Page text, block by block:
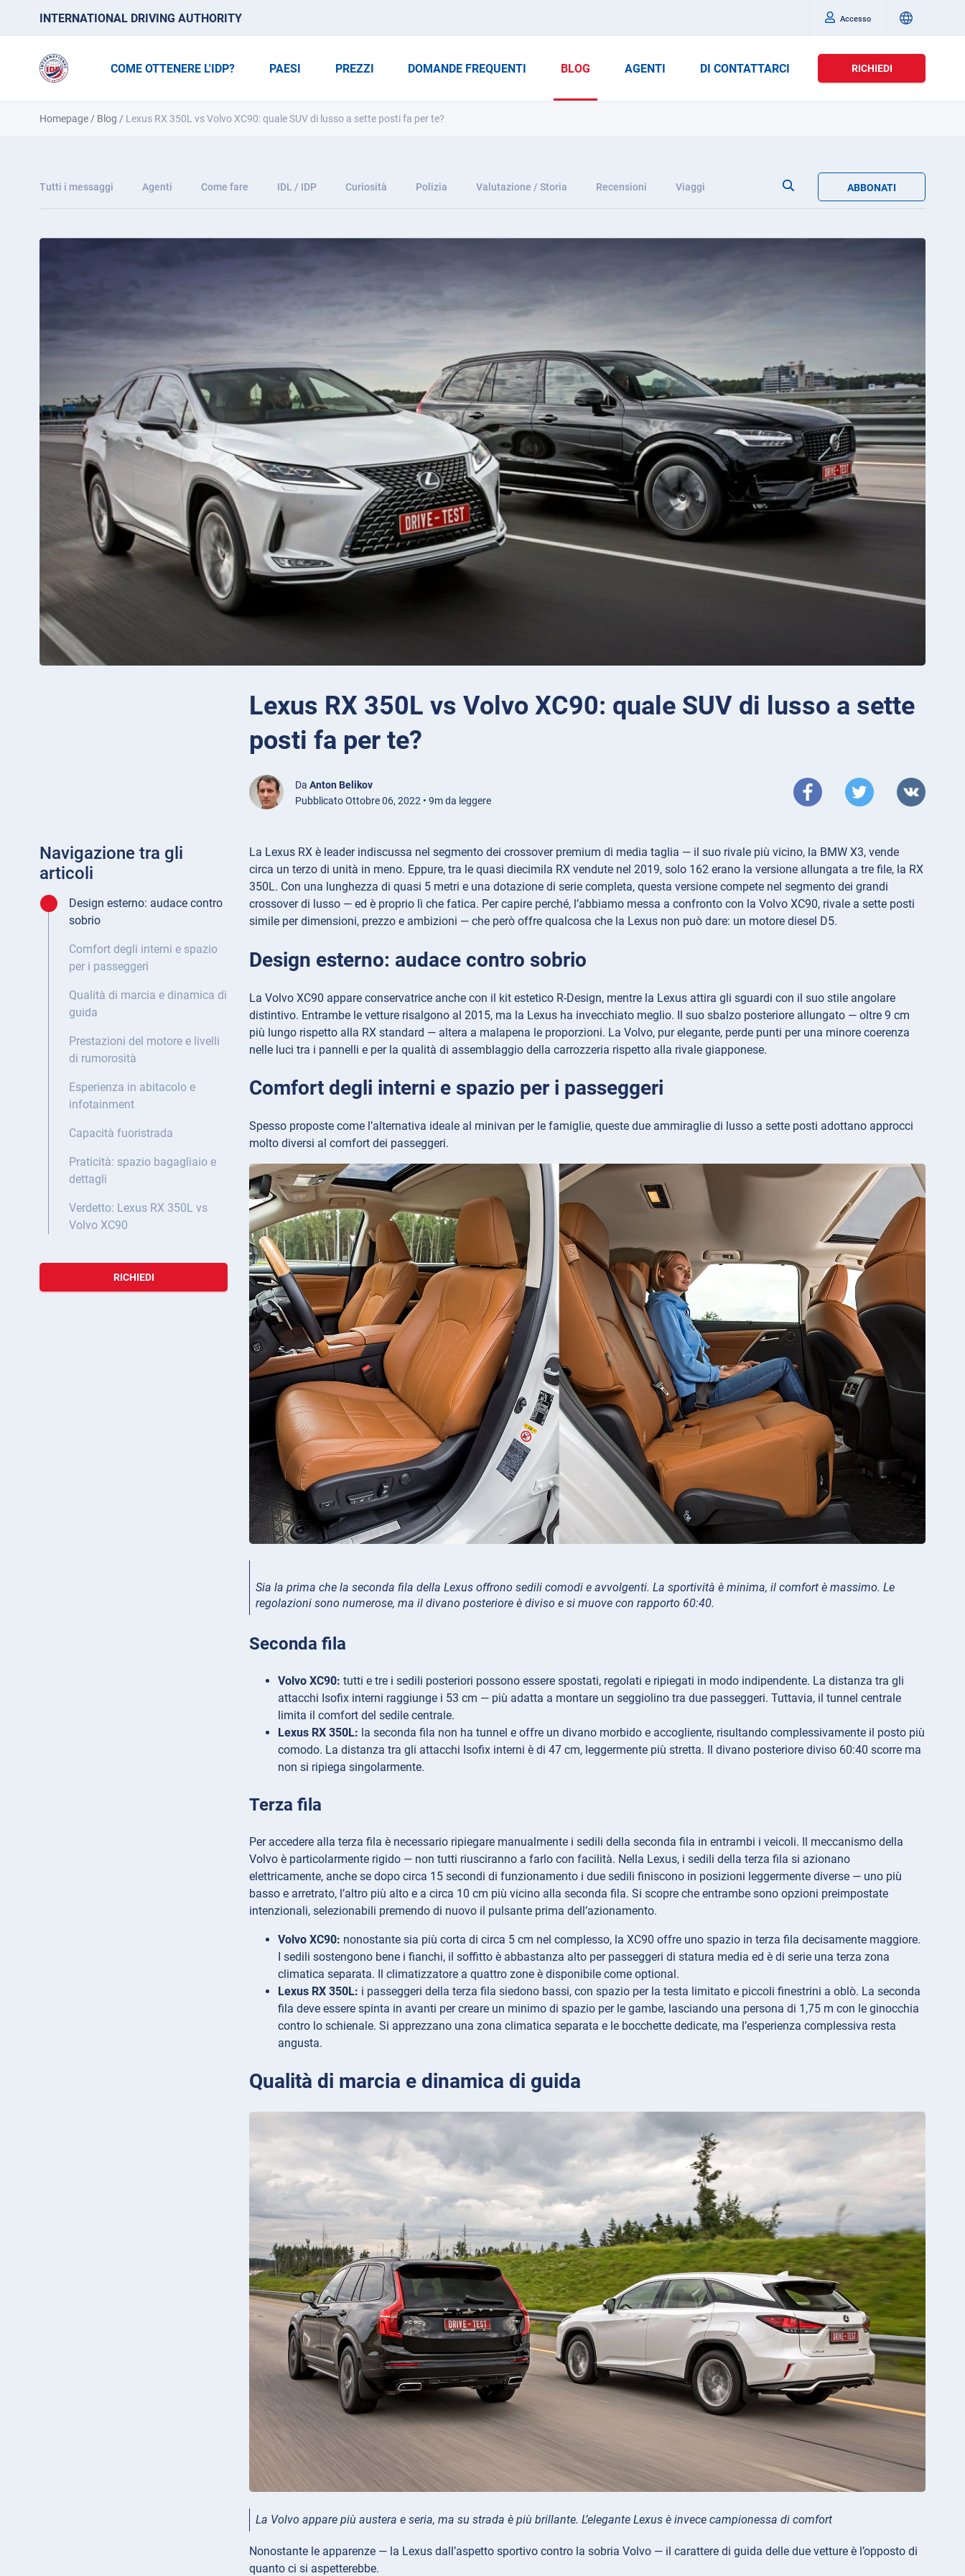
INTERNATIONAL DRIVING AUTHORITY Accesso
COME OTTENERE L'IDP? PAESI PREZZI DOMANDE FREQUENTI BLOG AGENTI DI CONTATTARCI RICHIEDI
Homepage / Blog / Lexus RX 350L vs Volvo XC90: quale SUV di lusso a sette posti fa per te?
Tutti i messaggi Agenti Come fare IDL / IDP Curiosità Polizia Valutazione / Storia Recensioni Viaggi ABBONATI
Lexus RX 350L vs Volvo XC90: quale SUV di lusso a sette
posti fa per te?
Da Anton Belikov
Pubblicato Ottobre 06, 2022 • 9m da leggere
Navigazione tra gli
articoli
Design esterno: audace contro
sobrio
Comfort degli interni e spazio
per i passeggeri
Qualità di marcia e dinamica di
guida
Prestazioni del motore e livelli
di rumorosità
Esperienza in abitacolo e
infotainment
Capacità fuoristrada
Praticità: spazio bagagliaio e
dettagli
Verdetto: Lexus RX 350L vs
Volvo XC90
RICHIEDI
La Lexus RX è leader indiscussa nel segmento dei crossover premium di media taglia — il suo rivale più vicino, la BMW X3, vende
circa un terzo di unità in meno. Eppure, tra le quasi diecimila RX vendute nel 2019, solo 162 erano la versione allungata a tre file, la RX
350L. Con una lunghezza di quasi 5 metri e una dotazione di serie completa, questa versione compete nel segmento dei grandi
crossover di lusso — ed è proprio lì che fatica. Per capire perché, l’abbiamo messa a confronto con la Volvo XC90, rivale a sette posti
simile per dimensioni, prezzo e ambizioni — che però offre qualcosa che la Lexus non può dare: un motore diesel D5.
Design esterno: audace contro sobrio
La Volvo XC90 appare conservatrice anche con il kit estetico R-Design, mentre la Lexus attira gli sguardi con il suo stile angolare
distintivo. Entrambe le vetture risalgono al 2015, ma la Lexus ha invecchiato meglio. Il suo sbalzo posteriore allungato — oltre 9 cm
più lungo rispetto alla RX standard — altera a malapena le proporzioni. La Volvo, pur elegante, perde punti per una minore coerenza
nelle luci tra i pannelli e per la qualità di assemblaggio della carrozzeria rispetto alla rivale giapponese.
Comfort degli interni e spazio per i passeggeri
Spesso proposte come l’alternativa ideale al minivan per le famiglie, queste due ammiraglie di lusso a sette posti adottano approcci
molto diversi al comfort dei passeggeri.
Sia la prima che la seconda fila della Lexus offrono sedili comodi e avvolgenti. La sportività è minima, il comfort è massimo. Le
regolazioni sono numerose, ma il divano posteriore è diviso e si muove con rapporto 60:40.
Seconda fila
Volvo XC90: tutti e tre i sedili posteriori possono essere spostati, regolati e ripiegati in modo indipendente. La distanza tra gli
attacchi Isofix interni raggiunge i 53 cm — più adatta a montare un seggiolino tra due passeggeri. Tuttavia, il tunnel centrale
limita il comfort del sedile centrale.
Lexus RX 350L: la seconda fila non ha tunnel e offre un divano morbido e accogliente, risultando complessivamente il posto più
comodo. La distanza tra gli attacchi Isofix interni è di 47 cm, leggermente più stretta. Il divano posteriore diviso 60:40 scorre ma
non si ripiega singolarmente.
Terza fila
Per accedere alla terza fila è necessario ripiegare manualmente i sedili della seconda fila in entrambi i veicoli. Il meccanismo della
Volvo è particolarmente rigido — non tutti riusciranno a farlo con facilità. Nella Lexus, i sedili della terza fila si azionano
elettricamente, anche se dopo circa 15 secondi di funzionamento i due sedili finiscono in posizioni leggermente diverse — uno più
basso e arretrato, l’altro più alto e a circa 10 cm più vicino alla seconda fila. Si scopre che entrambe sono opzioni preimpostate
intenzionali, selezionabili premendo di nuovo il pulsante prima dell’azionamento.
Volvo XC90: nonostante sia più corta di circa 5 cm nel complesso, la XC90 offre uno spazio in terza fila decisamente maggiore.
I sedili sostengono bene i fianchi, il soffitto è abbastanza alto per passeggeri di statura media ed è di serie una terza zona
climatica separata. Il climatizzatore a quattro zone è disponibile come optional.
Lexus RX 350L: i passeggeri della terza fila siedono bassi, con spazio per la testa limitato e piccoli finestrini a oblò. La seconda
fila deve essere spinta in avanti per creare un minimo di spazio per le gambe, lasciando una persona di 1,75 m con le ginocchia
contro lo schienale. Si apprezzano una zona climatica separata e le bocchette dedicate, ma l’esperienza complessiva resta
angusta.
Qualità di marcia e dinamica di guida
La Volvo appare più austera e seria, ma su strada è più brillante. L’elegante Lexus è invece campionessa di comfort
Nonostante le apparenze — la Lexus dall’aspetto sportivo contro la sobria Volvo — il carattere di guida delle due vetture è l’opposto di
quanto ci si aspetterebbe.